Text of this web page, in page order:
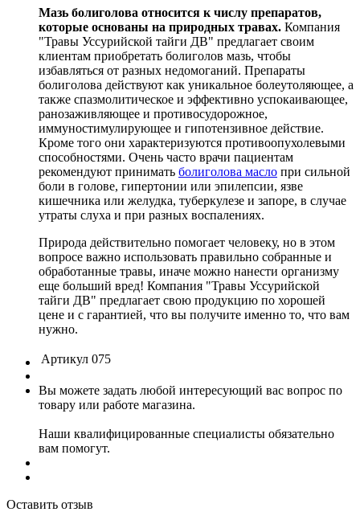
Мазь болиголова относится к числу препаратов,
которые основаны на природных травах. Компания
"Травы Уссурийской тайги ДВ" предлагает своим
клиентам приобретать болиголов мазь, чтобы
избавляться от разных недомоганий. Препараты
болиголова действуют как уникальное болеутоляющее, а
также спазмолитическое и эффективно успокаивающее,
ранозаживляющее и противосудорожное,
иммуностимулирующее и гипотензивное действие.
Кроме того они характеризуются противоопухолевыми
способностями. Очень часто врачи пациентам
рекомендуют принимать болиголова масло при сильной
боли в голове, гипертонии или эпилепсии, язве
кишечника или желудка, туберкулезе и запоре, в случае
утраты слуха и при разных воспалениях.
Природа действительно помогает человеку, но в этом
вопросе важно использовать правильно собранные и
обработанные травы, иначе можно нанести организму
еще больший вред! Компания "Травы Уссурийской
тайги ДВ" предлагает свою продукцию по хорошей
цене и с гарантией, что вы получите именно то, что вам
нужно.
Артикул 075
Вы можете задать любой интересующий вас вопрос по
товару или работе магазина.
Наши квалифицированные специалисты обязательно
вам помогут.
Оставить отзыв